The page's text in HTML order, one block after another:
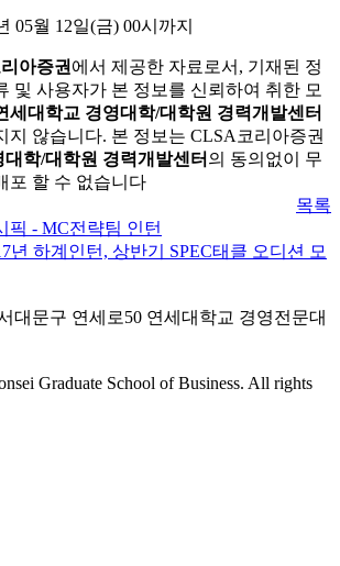
05월 12일(금) 00시까지
아증권 에서 제공한 자료로서, 기재된 정
및 사용자가 본 정보를 신뢰하여 취한 모
세대학교 경영대학/대학원 경력개발센터
지 않습니다. 본 정보는 CLSA코리아증권
학/대학원 경력개발센터 의 동의없이 무
포 할 수 없습니다
목록
픽 - MC전략팀 인턴
년 하계인턴, 상반기 SPEC태클 오디션 모
대문구 연세로50 연세대학교 경영전문대
Graduate School of Business. All rights